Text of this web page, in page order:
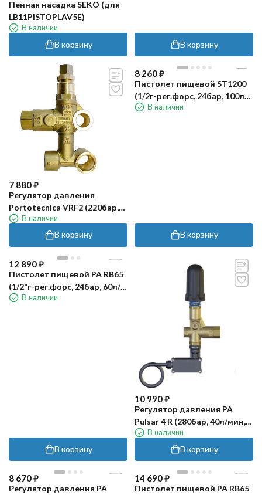
Пенная насадка SEKO (для
LB11PISTOPLAV5E)
В наличии
В корзину В корзину
7 880₽
Регулятор давления
Portotecnica VRF2 (220бар,
30л/мин, 1/2"г-3/8"г, X:4.5,
В наличии
В корзину
8 260₽
Пистолет пищевой ST1200
(1/2г-рег.форс, 24бар, 100л/
мин) R+M
В наличии
В корзину
12 890₽
Пистолет пищевой PA RB65
(1/2"г-рег.форс, 24бар, 60л/
мин)В наличии
В корзину
10 990₽
Регулятор давления PA
Pulsar 4 R (280бар, 40л/мин,
3/8"г-3/8"г, By-pass 2x3/8"г,
В наличии
В корзину
8 670₽
Регулятор давления PA
14 690₽
Пистолет пищевой PA RB65